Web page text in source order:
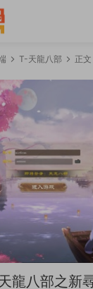
T-天龍八部 正文
龍八部之新